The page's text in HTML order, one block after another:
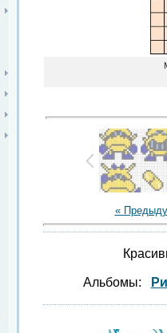
«
Альбомы: